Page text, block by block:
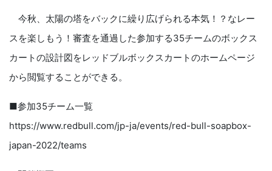
今秋、太陽の塔をバックに繰り広げられる本気！？なレー
スを楽しもう！審査を通過した参加する35チームのボックス
カートの設計図をレッドブルボックスカートのホームページ
から閲覧することができる。
■参加35チーム一覧
https://www.redbull.com/jp-ja/events/red-bull-soapbox-
japan-2022/teams